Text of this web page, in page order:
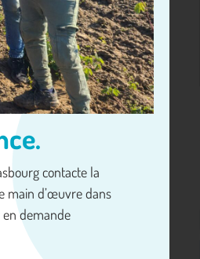
contacte la
main d’œuvre dans
en demande